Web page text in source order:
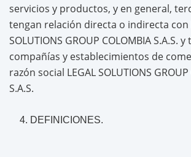
servicios y productos, y en general,
tengan relación directa o indirecta con
SOLUTIONS GROUP COLOMBIA S.A.S.
compañías y establecimientos de
razón social LEGAL SOLUTIONS
S.A.S.
DEFINICIONES.